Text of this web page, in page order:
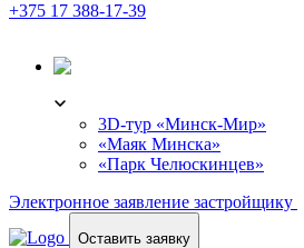
+375 17 388-17-39
3D-тур «Минск-Мир»
«Маяк Минска»
«Парк Челюскинцев»
Электронное заявление застройщику
Оставить заявку